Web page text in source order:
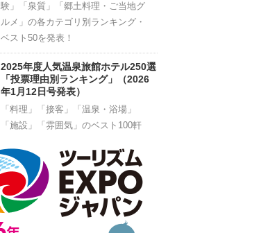
験」「泉質」「郷土料理・ご当地グ
ルメ」の各カテゴリ別ランキング・
ベスト50を発表！
2025年度人気温泉旅館ホテル250選
「投票理由別ランキング」（2026
年1月12日号発表）
「料理」「接客」「温泉・浴場」
「施設」「雰囲気」のベスト100軒